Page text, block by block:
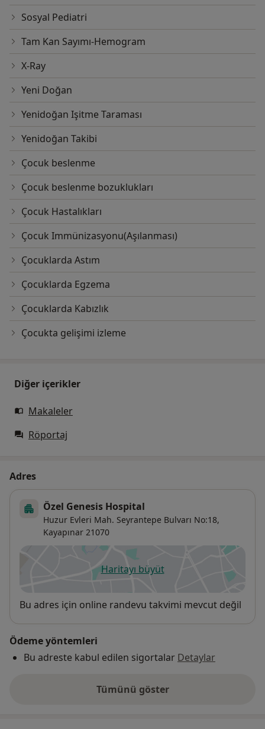
Sosyal Pediatri
Tam Kan Sayımı-Hemogram
X-Ray
Yeni Doğan
Yenidoğan Işitme Taraması
Yenidoğan Takibi
Çocuk beslenme
Çocuk beslenme bozuklukları
Çocuk Hastalıkları
Çocuk Immünizasyonu(Aşılanması)
Çocuklarda Astım
Çocuklarda Egzema
Çocuklarda Kabızlık
Çocukta gelişimi izleme
Diğer içerikler
Makaleler
Röportaj
Adres
Özel Genesis Hospital
Huzur Evleri Mah. Seyrantepe Bulvarı No:18,
Kayapınar 21070
Haritayı büyütyeni bir sekmede açılır
Uygunluk
Bu adres için online randevu takvimi mevcut değil
Ödeme yöntemleri
Bu adreste kabul edilen sigortalar Detaylar
Tümünü göster
adres hakkında